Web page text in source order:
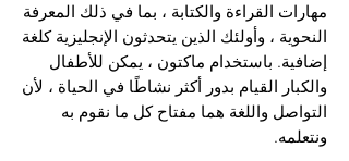
مهارات القراءة والكتابة ، بما في ذلك المعرفة
النحوية ، وأولئك الذين يتحدثون الإنجليزية كلغة
إضافية. باستخدام ماكتون ، يمكن للأطفال
والكبار القيام بدور أكثر نشاطًا في الحياة ، لأن
التواصل واللغة هما مفتاح كل ما نقوم به
ونتعلمه.